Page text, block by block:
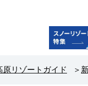
リゾートガイド